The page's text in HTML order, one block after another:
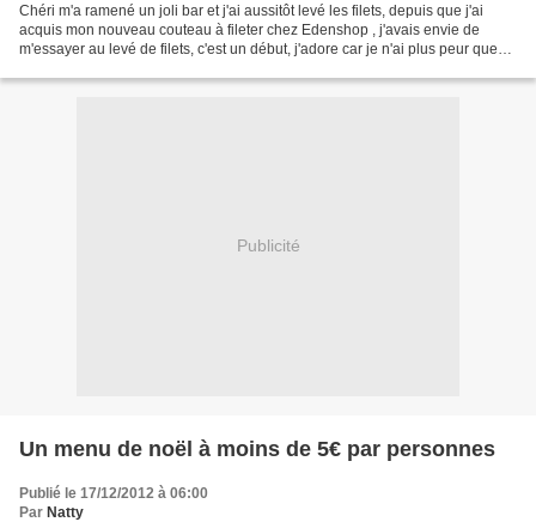
Chéri m'a ramené un joli bar et j'ai aussitôt levé les filets, depuis que j'ai
acquis mon nouveau couteau à fileter chez Edenshop , j'avais envie de
m'essayer au levé de filets, c'est un début, j'adore car je n'ai plus peur que
Publicité
Un menu de noël à moins de 5€ par personnes
Publié le 17/12/2012 à 06:00
Par Natty